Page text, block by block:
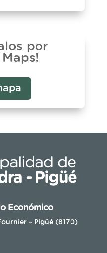
por
Económico
– Pigüé (8170)